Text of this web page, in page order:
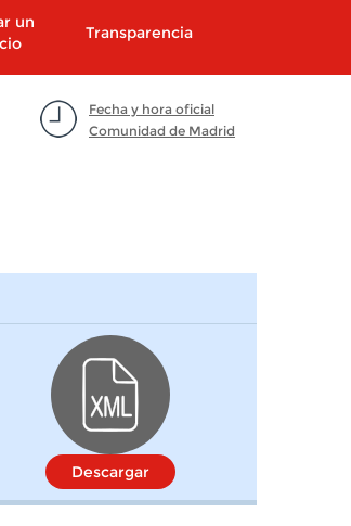
un
Transparencia
Fecha y hora oficial
Comunidad de Madrid
Descargar